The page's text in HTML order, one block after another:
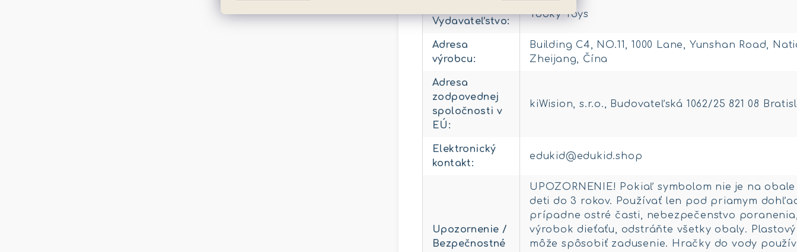
Vydavateľstvo:
Tooky Toys
Adresa
výrobcu:
Building C4, NO.11, 1000 Lane, Yunshan Road,
Zheijang, Čína
Adresa
zodpovednej
spoločnosti v
EÚ :
kiWision, s.r.o., Budovateľská 1062/25 821 08
Elektronický
kontakt:
edukid@edukid.shop
Upozornenie /
Bezpečnostné
UPOZORNENIE! Pokiaľ symbolom nie je na
deti do 3 rokov. Používať len pod priamym
prípadne ostré časti, nebezpečenstvo
výrobok dieťaťu, odstráňte všetky obaly.
môže spôsobiť zadusenie. Hračky do vody